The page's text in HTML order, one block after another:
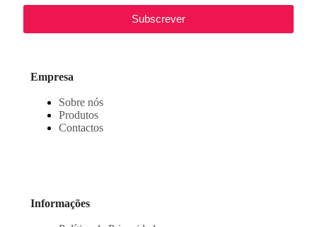
Subscrever
Empresa
Sobre nós
Produtos
Contactos
Informações